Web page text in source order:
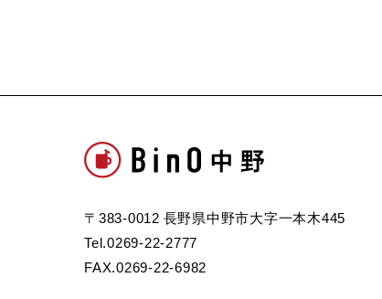
〒383-0012 長野県中野市大字一本木445
Tel.0269-22-2777
FAX.0269-22-6982